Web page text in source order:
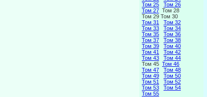
Том 25
Том 26
Том 27 Том 28
Том 29 Том 30
Том 31
Том 32
Том 33
Том 34
Том 35
Том 36
Том 37
Том 38
Том 39
Том 40
Том 41
Том 42
Том 43
Том 44
Том 45 Том 46
Том 47
Том 48
Том 49
Том 50
Том 51
Том 52
Том 53
Том 54
Том 55